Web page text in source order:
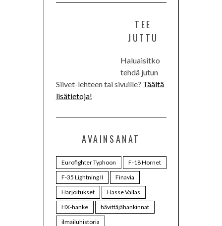
TEE
JUTTU
Haluaisitko
tehdä jutun
Siivet-lehteen tai sivuille? Täältä
lisätietoja!
AVAINSANAT
Eurofighter Typhoon
F-18 Hornet
F-35 Lightning II
Finavia
Harjoitukset
Hasse Vallas
HX-hanke
hävittäjähankinnat
ilmailuhistoria